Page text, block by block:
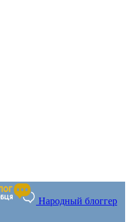
Народный блоггер